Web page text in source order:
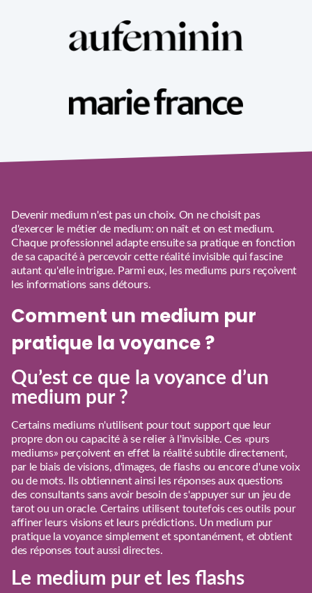
Devenir medium n'est pas un choix. On ne choisit pas
d'exercer le métier de medium: on naît et on est medium.
Chaque professionnel adapte ensuite sa pratique en fonction
de sa capacité à percevoir cette réalité invisible qui fascine
autant qu'elle intrigue. Parmi eux, les mediums purs reçoivent
les informations sans détours.
Comment un medium pur
pratique la voyance ?
Qu’est ce que la voyance d’un
medium pur ?
Certains mediums n'utilisent pour tout support que leur
propre don ou capacité à se relier à l'invisible. Ces «purs
mediums» perçoivent en effet la réalité subtile directement,
par le biais de visions, d'images, de flashs ou encore d'une voix
ou de mots. Ils obtiennent ainsi les réponses aux questions
des consultants sans avoir besoin de s'appuyer sur un jeu de
tarot ou un oracle. Certains utilisent toutefois ces outils pour
affiner leurs visions et leurs prédictions. Un medium pur
pratique la voyance simplement et spontanément, et obtient
des réponses tout aussi directes.
Le medium pur et les flashs